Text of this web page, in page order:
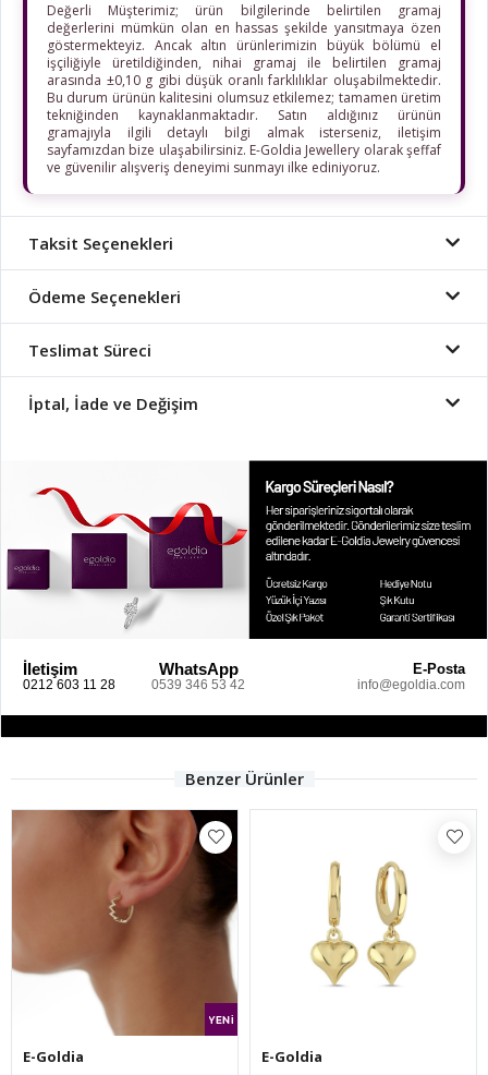
Değerli Müşterimiz; ürün bilgilerinde belirtilen gramaj
değerlerini mümkün olan en hassas şekilde yansıtmaya özen
göstermekteyiz. Ancak altın ürünlerimizin büyük bölümü el
işçiliğiyle üretildiğinden, nihai gramaj ile belirtilen gramaj
arasında ±0,10 g gibi düşük oranlı farklılıklar oluşabilmektedir.
Bu durum ürünün kalitesini olumsuz etkilemez; tamamen üretim
tekniğinden kaynaklanmaktadır. Satın aldığınız ürünün
gramajıyla ilgili detaylı bilgi almak isterseniz, iletişim
sayfamızdan bize ulaşabilirsiniz. E-Goldia Jewellery olarak şeffaf
ve güvenilir alışveriş deneyimi sunmayı ilke ediniyoruz.
Taksit Seçenekleri
Ödeme Seçenekleri
Teslimat Süreci
İptal, İade ve Değişim
İletişim
0212 603 11 28
WhatsApp
0539 346 53 42
E-Posta
info@egoldia.com
Benzer Ürünler
E-Goldia E-Goldia